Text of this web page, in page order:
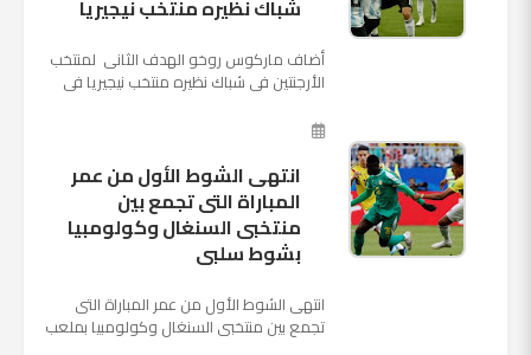
شباك نظيره منتخب نيجيريا
أضاف ماركوس روخو الهدف الثانى لمنتخب
الأرجنتين فى شباك نظيره منتخب نيجيريا فى
"كريستوفسك...
انتهى الشوط الأول من عمر
المباراة التى تجمع بين
منتخبى السنغال وكولومبيا
بشوط سلبى
انتهى الشوط الأول من عمر المباراة التى
تجمع بين منتخبى السنغال وكولومبيا بملعب